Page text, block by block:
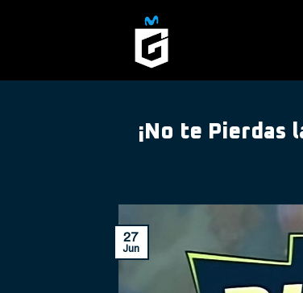
¡No te Pierdas
27
Jun